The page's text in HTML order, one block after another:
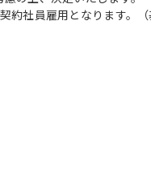
約社員雇用となります。（